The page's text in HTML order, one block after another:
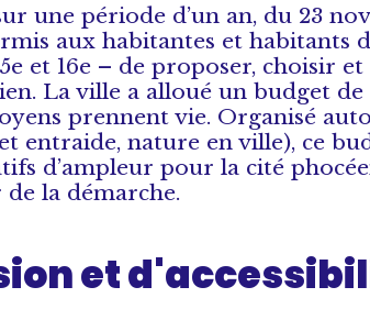
une période d’un an, du 23
aux habitantes et habitants
et 16e – de proposer, choisir
La ville a alloué un budget de
prennent vie. Organisé
entraide, nature en ville), ce
d’ampleur pour la cité
la démarche.
et